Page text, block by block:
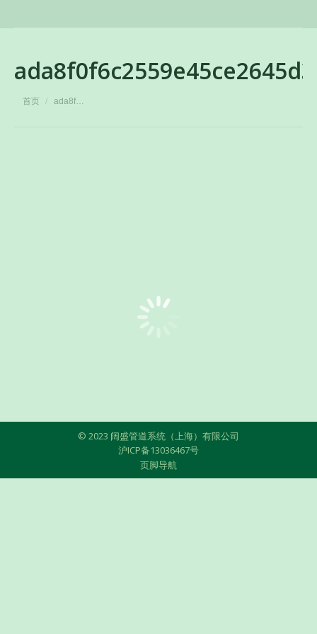
您在这里：
首页 ada8f…
© 2023 阔盛管道系统（上海）有限公司
沪ICP备13036467号
页脚导航